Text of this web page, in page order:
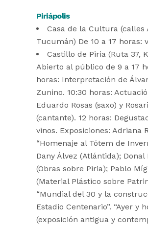
Piriápolis
Casa de la Cultura (calles
Tucumán) De 10 a 17 horas:
Castillo de Piria (Ruta 37,
Abierto al público de 9 a 17
horas: Interpretación de
Zunino. 10:30 horas:
Eduardo Rosas (saxo) y
(cantante). 12 horas:
vinos. Exposiciones: Adriana
“Homenaje al Tótem de
Dany Álvez (Atlántida); Donal
(Obras sobre Piria); Pablo
(Material Plástico sobre
“Mundial del 30 y la
Estadio Centenario”. “Ayer y
(exposición antigua y